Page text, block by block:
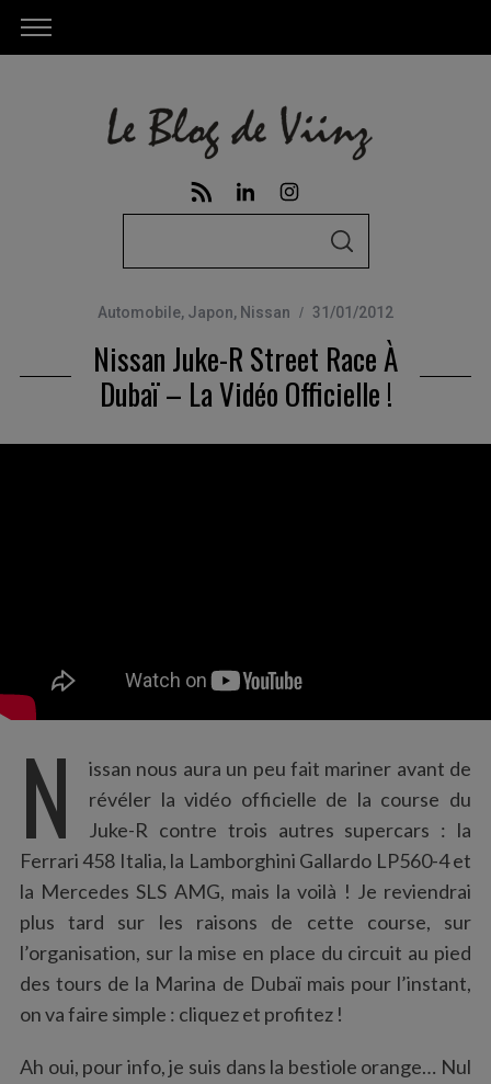
r
c
h
f
o
S
C
H
Automobile, Japon, Nissan 31/01/2012
Nissan Juke-R Street Race À
Dubaï – La Vidéo Officielle !
N
issan nous aura un peu fait mariner avant de
révéler la vidéo officielle de la course du
Juke-R contre trois autres supercars : la
Ferrari 458 Italia, la Lamborghini Gallardo LP560-4 et
la Mercedes SLS AMG, mais la voilà ! Je reviendrai
plus tard sur les raisons de cette course, sur
l’organisation, sur la mise en place du circuit au pied
des tours de la Marina de Dubaï mais pour l’instant,
on va faire simple : cliquez et profitez !
Ah oui, pour info, je suis dans la bestiole orange… Nul